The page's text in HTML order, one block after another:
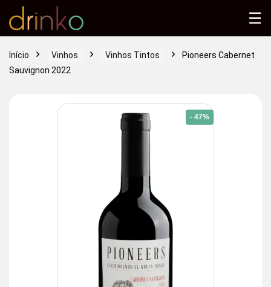
Início Vinhos Vinhos Tintos
Pioneers Cabernet
Sauvignon 2022
- 47%
☰